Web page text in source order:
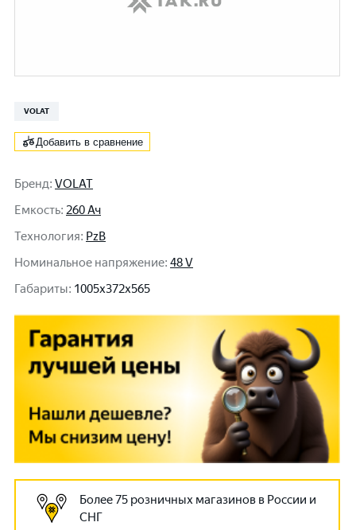
VOLAT
Добавить в сравнение
Бренд: VOLAT
Емкость: 260 Ач
Технология: PzB
Номинальное напряжение: 48 V
Габариты: 1005x372x565
Более 75 розничных магазинов в России и
СНГ